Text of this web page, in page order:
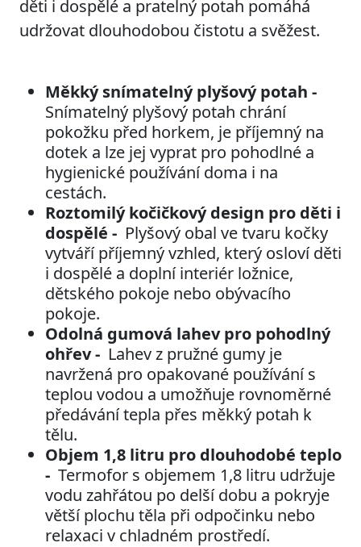
děti i dospělé a pratelný potah pomáhá
udržovat dlouhodobou čistotu a svěžest.
Měkký snímatelný plyšový potah -
Snímatelný plyšový potah chrání
pokožku před horkem, je příjemný na
dotek a lze jej vyprat pro pohodlné a
hygienické používání doma i na
cestách.
Roztomilý kočičkový design pro děti i
dospělé - Plyšový obal ve tvaru kočky
vytváří příjemný vzhled, který osloví děti
i dospělé a doplní interiér ložnice,
dětského pokoje nebo obývacího
pokoje.
Odolná gumová lahev pro pohodlný
ohřev - Lahev z pružné gumy je
navržená pro opakované používání s
teplou vodou a umožňuje rovnoměrné
předávání tepla přes měkký potah k
tělu.
Objem 1,8 litru pro dlouhodobé teplo
- Termofor s objemem 1,8 litru udržuje
vodu zahřátou po delší dobu a pokryje
větší plochu těla při odpočinku nebo
relaxaci v chladném prostředí.